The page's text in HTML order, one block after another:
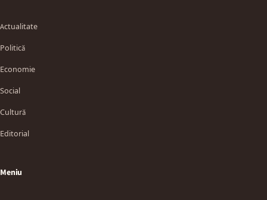
Actualitate
Politică
Economie
Social
Cultură
Editorial
Meniu